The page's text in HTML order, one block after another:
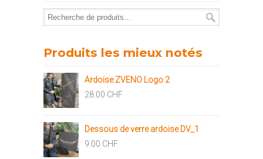
Produits les mieux notés
Ardoise ZVENO Logo 2
28.00 CHF
Dessous de verre ardoise DV_1
9.00 CHF